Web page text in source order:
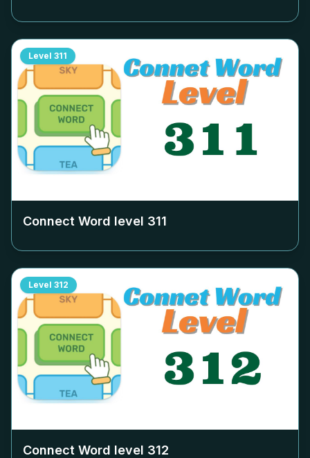
Level 311
Connect Word level 311
Level 312
Connect Word level 312